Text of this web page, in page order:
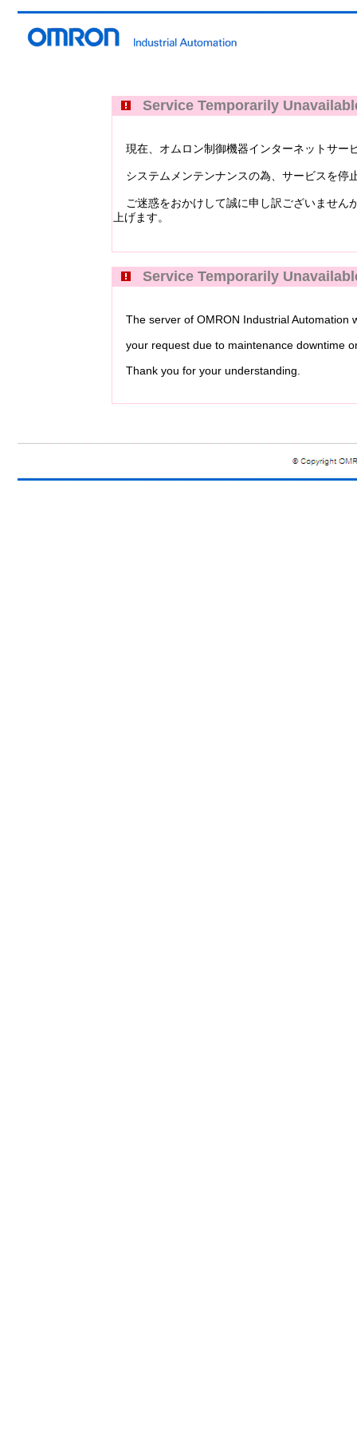
Service Temporarily
現在、オムロン制御機器インターネットサー
システムメンテンナンスの為、サービスを停
ご迷惑をおかけして誠に申し訳ございません
上げます。
Service Temporarily
The server of OMRON Industrial Automation
your request due to maintenance downtime
Thank you for your understanding.